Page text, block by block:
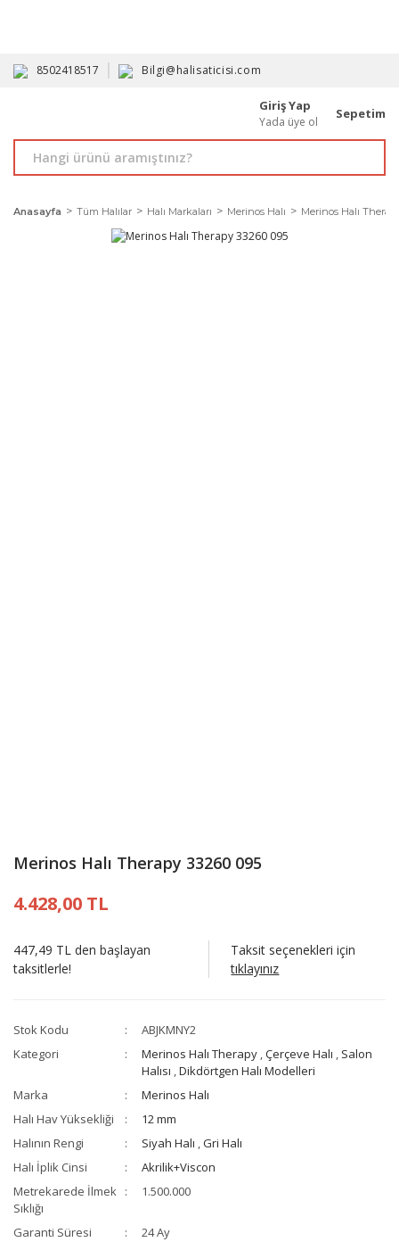
8502418517 Bilgi@halisaticisi.com
Giriş Yap
Yada üye ol
Sepetim
Anasayfa Tüm Halılar Halı Markaları Merinos Halı Merinos Halı
Merinos Halı Therapy 33260 095
4.428,00 TL
447,49 TL den başlayan
taksitlerle!
Taksit seçenekleri için
tıklayınız
Stok Kodu
ABJKMNY2
Kategori
Merinos Halı Therapy ,Çerçeve Halı , Salon
Halısı ,Dikdörtgen Halı Modelleri
Marka
Merinos Halı
Halı Hav Yüksekliği
12 mm
Halının Rengi
Siyah Halı ,Gri Halı
Halı İplik Cinsi
Akrilik+Viscon
Metrekarede İlmek
Sıklığı
1.500.000
Garanti Süresi
24 Ay